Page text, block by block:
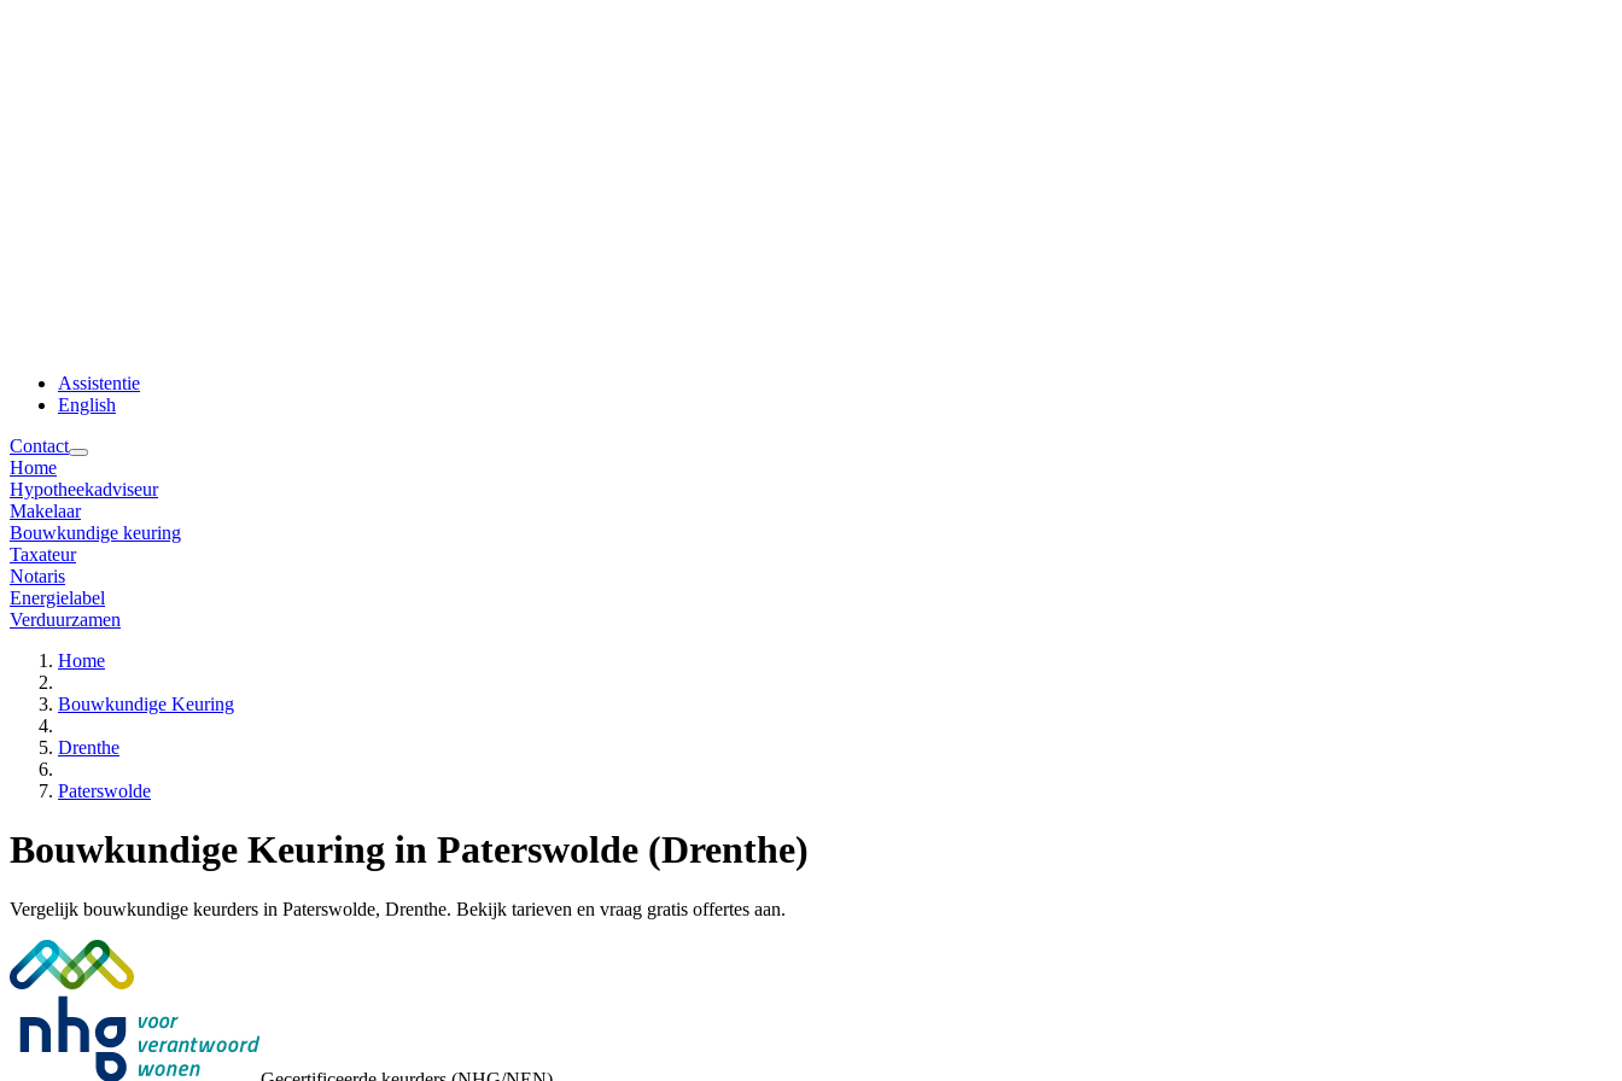
Assistentie
English
Contact
Home
Hypotheekadviseur
Makelaar
Bouwkundige keuring
Taxateur
Notaris
Energielabel
Verduurzamen
Home
Bouwkundige Keuring
Drenthe
Paterswolde
Bouwkundige Keuring in Paterswolde (Drenthe)
Vergelijk bouwkundige keurders in Paterswolde, Drenthe. Bekijk tarieven en vraag gratis offertes aan.